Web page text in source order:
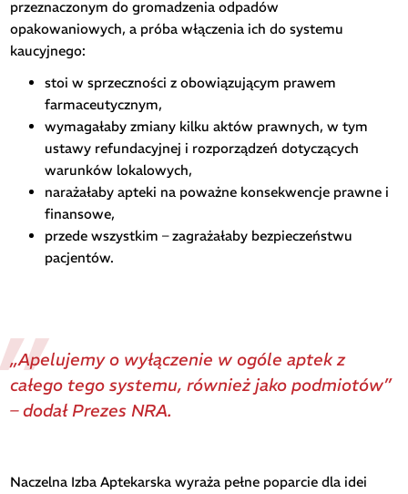
przeznaczonym do gromadzenia odpadów
opakowaniowych, a próba włączenia ich do systemu
kaucyjnego:
stoi w sprzeczności z obowiązującym prawem
farmaceutycznym,
wymagałaby zmiany kilku aktów prawnych, w tym
ustawy refundacyjnej i rozporządzeń dotyczących
warunków lokalowych,
narażałaby apteki na poważne konsekwencje prawne i
finansowe,
przede wszystkim – zagrażałaby bezpieczeństwu
pacjentów.
„Apelujemy o wyłączenie w ogóle aptek z
całego tego systemu, również jako podmiotów”
– dodał Prezes NRA.
Naczelna Izba Aptekarska wyraża pełne poparcie dla idei